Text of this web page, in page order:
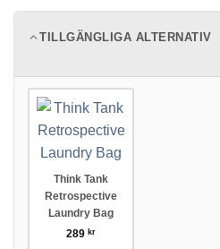
TILLGÄNGLIGA ALTERNATIV
Think Tank
Retrospective
Laundry Bag
289 kr